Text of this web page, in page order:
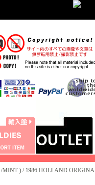
MINT-) / 1986 HOLLAND ORIGINA